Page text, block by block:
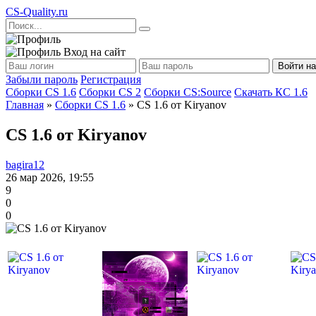
CS-Quality.ru
Вход на сайт
Войти
Забыли пароль Регистрация
Сборки CS 1.6 Сборки CS 2 Сборки CS:Source Скачать КС 1.6
Главная » Сборки CS 1.6 » CS 1.6 от Kiryanov
CS 1.6 от Kiryanov
bagira12
26 мар 2026, 19:55
9
0
0